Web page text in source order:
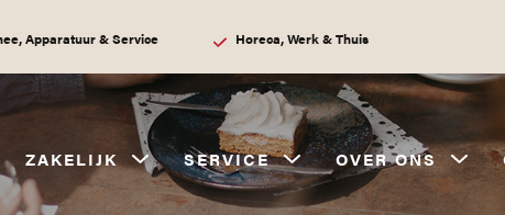
Apparatuur & Service Horeca, Werk & Thuis
ZAKELIJK SERVICE OVER ONS